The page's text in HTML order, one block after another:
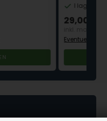
I lager
29,00
Eventuellt